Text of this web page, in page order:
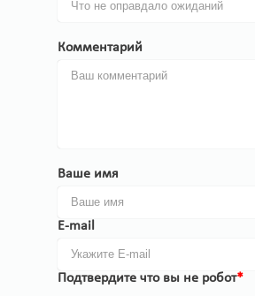
Комментарий
Ваше имя
E-mail
Подтвердите что вы не робот*